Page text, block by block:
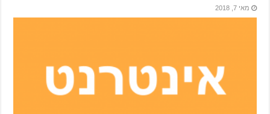
מאי 7, 2018